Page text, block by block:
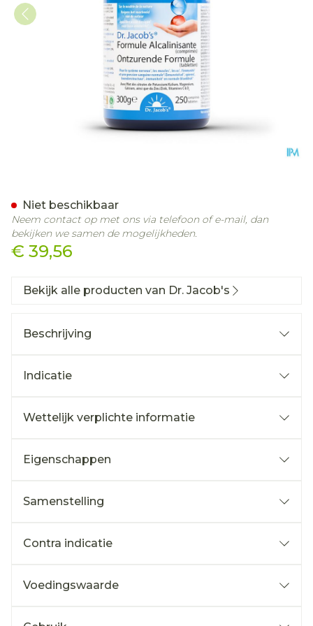
€ 39,56
Niet beschikbaar
Neem contact op met ons via telefoon of e-mail, dan
bekijken we samen de mogelijkheden.
Bekijk alle producten van Dr. Jacob's
Beschrijving
Indicatie
Wettelijk verplichte informatie
Eigenschappen
Samenstelling
Contra indicatie
Voedingswaarde